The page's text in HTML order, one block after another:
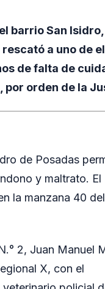
barrio San
a uno de
de falta de
por orden de la
de Posadas
y maltrato. El
la manzana 40 del
2, Juan Manuel
X, con el